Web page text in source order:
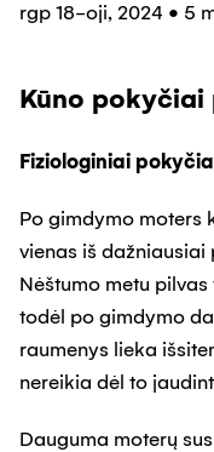
rgp 18-oji, 2024 • 5
Kūno
Fiziologiniai
Po gimdymo moters
vienas iš
Nėštumo metu
todėl po gimdymo
raumenys lieka
nereikia dėl to
Dauguma moterų